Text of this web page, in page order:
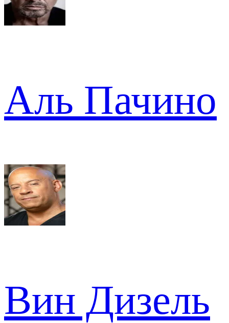
Аль Пачино
Вин Дизель